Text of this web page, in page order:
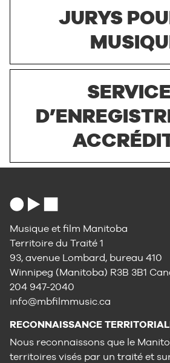
JURYS
Musique et film Manitoba
Territoire du Traité 1
93, avenue Lombard, bureau 410
Winnipeg (Manitoba) R3B 3B1
204 947-2040
info@mbfilmmusic.ca
RECONNAISSANCE
Nous reconnaissons que le
territoires visés par un traité et